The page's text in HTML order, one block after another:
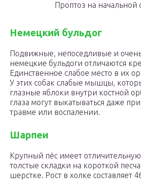
Проптоз на начальной
Немецкий бульдог
Подвижные, непоседливые и
немецкие бульдоги отличаются
Единственное слабое место в их
У этих собак слабые мышцы,
глазные яблоки внутри костной
глаза могут выкатываться даже
травме или воспалении.
Шарпеи
Крупный пёс имеет
толстые складки на короткой
шерстке. Рост в холке составляет